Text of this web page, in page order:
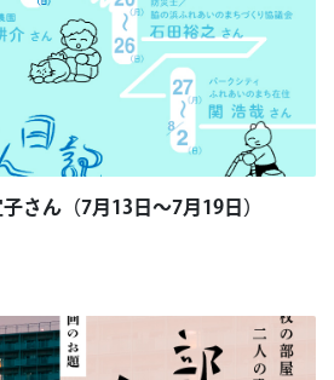
さん（7月13日～7月19日）